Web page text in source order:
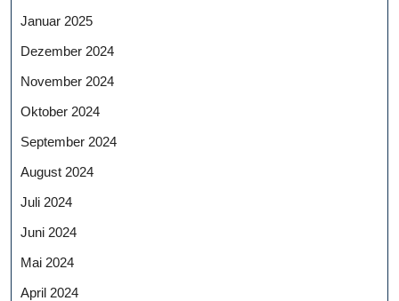
Januar 2025
Dezember 2024
November 2024
Oktober 2024
September 2024
August 2024
Juli 2024
Juni 2024
Mai 2024
April 2024